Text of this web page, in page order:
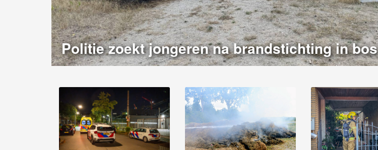
Politie zoekt jongeren na brandstichting in bos